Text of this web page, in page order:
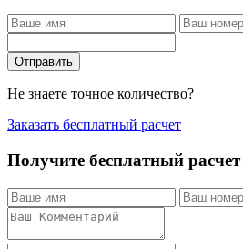
Отправить
Не знаете точное количество?
Заказать бесплатный расчет
Получите бесплатный расчет